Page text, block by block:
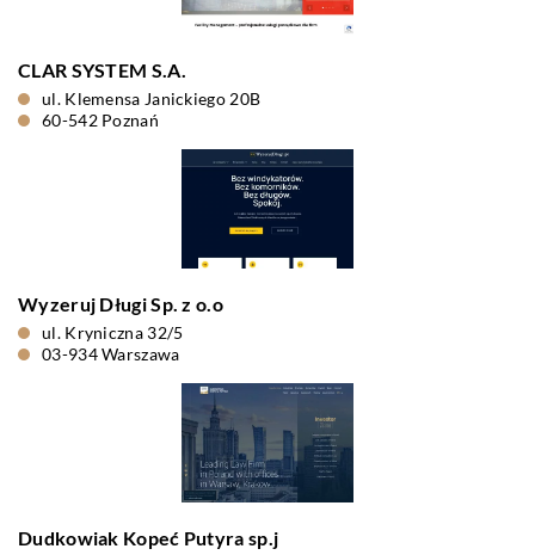
CLAR SYSTEM S.A.
ul. Klemensa Janickiego 20B
60-542 Poznań
Wyzeruj Długi Sp. z o.o
ul. Kryniczna 32/5
03-934 Warszawa
Dudkowiak Kopeć Putyra sp.j